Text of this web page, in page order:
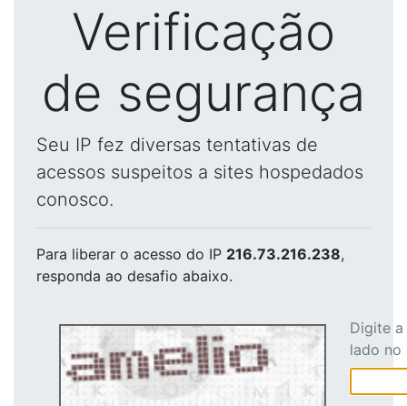
Verificação
de segurança
Seu IP fez diversas tentativas de
acessos suspeitos a sites hospedados
conosco.
Para liberar o acesso do IP 216.73.216.238,
responda ao desafio abaixo.
Digite
lado no